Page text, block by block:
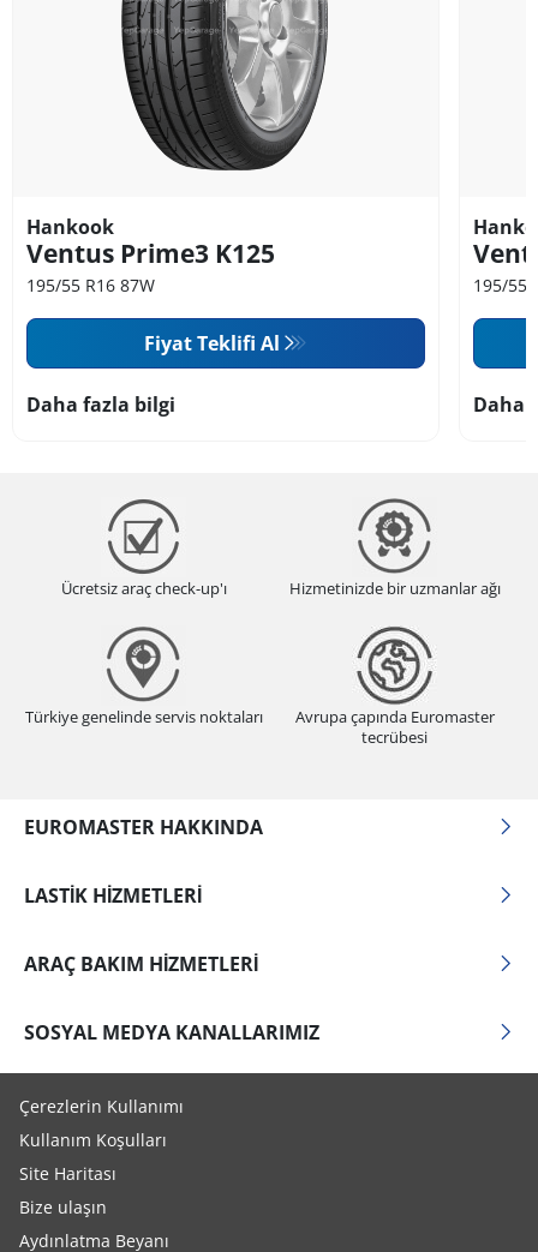
Hankook
Ventus Prime3 K125
195/55 R16 87W
Fiyat Teklifi Al
Daha fazla bilgi
195/55
Daha
Ücretsiz araç check-up'ı Hizmetinizde bir uzmanlar ağı
Türkiye genelinde servis noktaları
Avrupa çapında Euromaster
tecrübesi
EUROMASTER HAKKINDA
LASTIK HIZMETLERI
ARAÇ BAKIM HIZMETLERI
SOSYAL MEDYA KANALLARIMIZ
Çerezlerin Kullanımı
Kullanım Koşulları
Site Haritası
Bize ulaşın
Aydınlatma Beyanı